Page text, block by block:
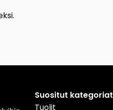
Suositut kategoriat
Tuolit